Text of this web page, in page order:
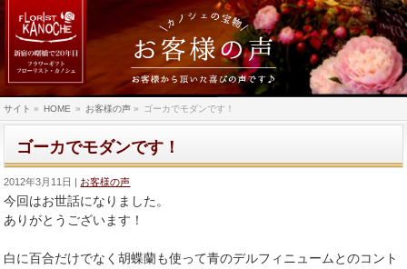
サイト » HOME » お客様の声 » ゴーカでモダンです！
ゴーカでモダンです！
2012年3月11日 お客様の声
今回はお世話になりました。
ありがとうございます！
白に百合だけでなく胡蝶蘭も使って青のデルフィニュームとのコント